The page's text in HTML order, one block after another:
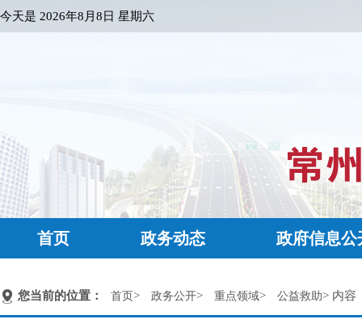
今天是 2026年8月8日 星期六
首页 政务动态 政府信息公
您当前的位置： 首页> 政务公开> 重点领域> 公益救助> 内容